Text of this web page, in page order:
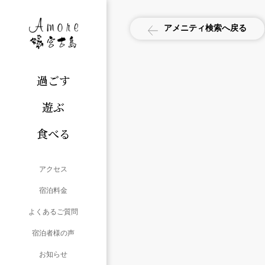
過ごす
遊ぶ
食べる
アクセス
宿泊料金
よくあるご質問
宿泊者様の声
お知らせ
アメニティ検索へ戻る